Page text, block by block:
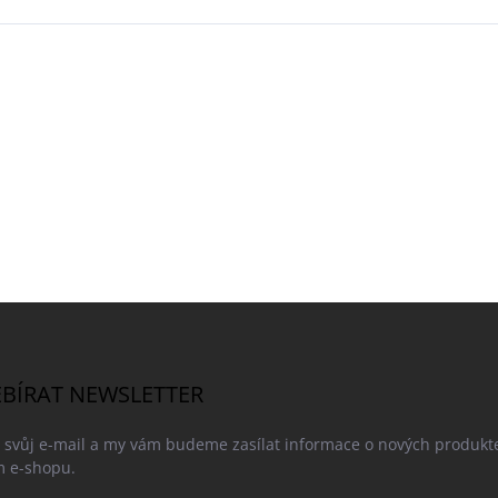
NEWSLETTER
svůj e-mail a my vám budeme zasílat informace o nových
e-shopu.